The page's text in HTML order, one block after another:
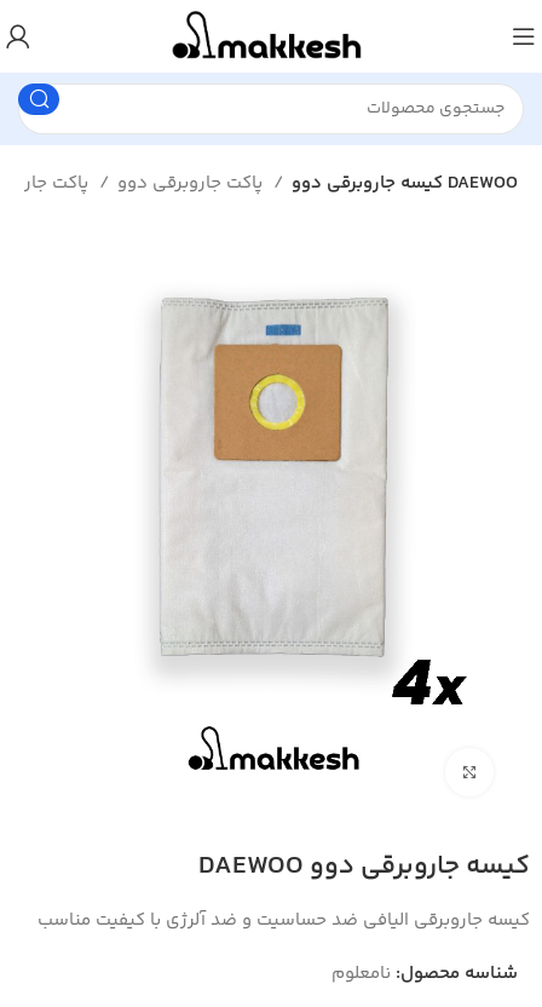
کیسه جاروبرقی دوو DAEWOO
بزرگنمایی تصویر
کیسه جاروبرقی دوو DAEWOO
کیسه جاروبرقی الیافی ضد حساسیت و ضد آلرژی با کیفیت مناسب
شناسه محصول: نامعلوم